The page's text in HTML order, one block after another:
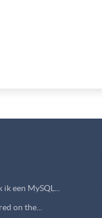
een MySQL...
on the...